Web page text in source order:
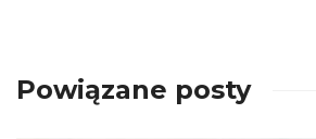
Powiązane posty